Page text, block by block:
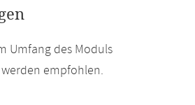
Umfang des Moduls
empfohlen.